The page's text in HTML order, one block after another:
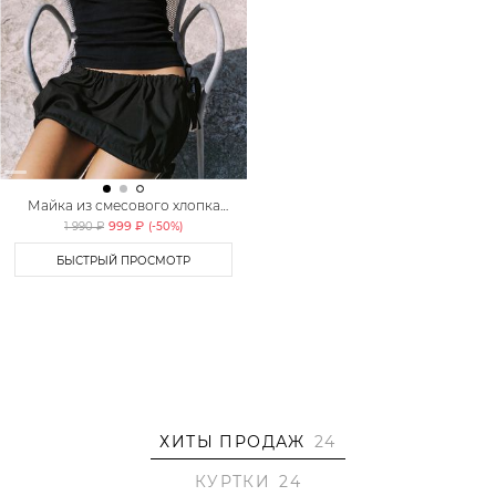
Майка из смесового хлопка
TOPTOP
1 990 ₽ 999 ₽ (-50%)
БЫСТРЫЙ ПРОСМОТР
ХИТЫ ПРОДАЖ 24
КУРТКИ
24